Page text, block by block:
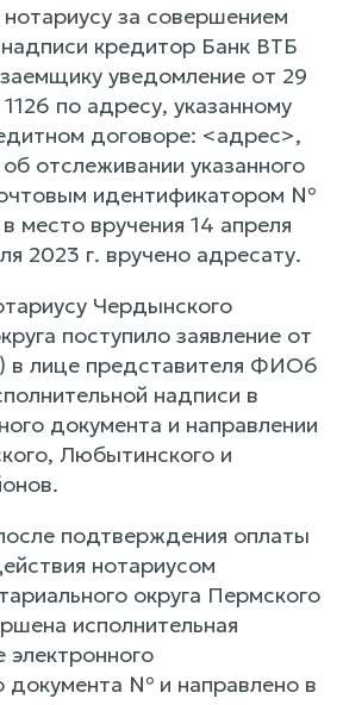
за совершением
кредитор Банк ВТБ
уведомление от 29
по адресу, указанному
договоре: <адрес>,
отслеживании указанного
идентификатором №
место вручения 14 апреля
2023 г. вручено адресату.
Чердынского
поступило заявление от
в лице представителя ФИО6
надписи в
документа и направлении
Любытинского и
подтверждения оплаты
нотариусом
округа Пермского
исполнительная
документа № и направлено в